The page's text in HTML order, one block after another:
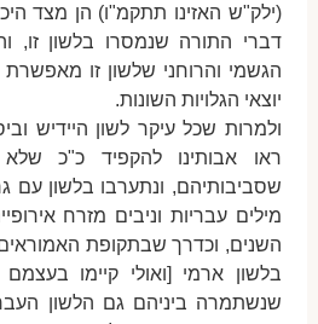
(ילק"ש האזינו תתקמ"ו) הן מצד
דברי התורה שנמסרו בלשון זו,
הגשמי והרוחני שלשון זו
יוצאי הגלויות השונות.
ולמרות שכל עיקר לשון היידיש
ראו אבותינו להקפיד כ"כ
שסביבותיהם, ונתערבו בלשון עם
מילים עבריות וניבים מזרח
השנים, וכדרך שבתקופת
בלשון ארמי [ואולי קיימו
שנשתמרה ביניהם גם הלשון